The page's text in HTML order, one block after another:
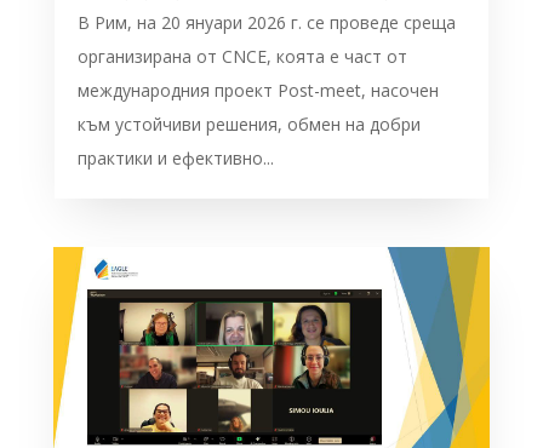
В Рим, на 20 януари 2026 г. се проведе среща
организирана от CNCE, коята е част от
международния проект Post-meet, насочен
към устойчиви решения, обмен на добри
практики и ефективно...